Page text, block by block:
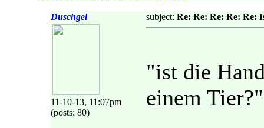
Duschgel
11-10-13, 11:07pm
(posts: 80)
subject: Re: Re: Re: Re: Re:
"ist die
einem Tier?"